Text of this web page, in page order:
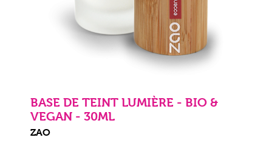
BASE DE TEINT LUMIÈRE - BIO &
VEGAN - 30ML
ZAO